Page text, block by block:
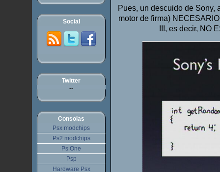
Pues, un descuido de Sony,
motor de firma)
!!!, es decir, NO
Social
Twitter
--
Consolas
Psx modchips
Ps2 modchips
Ps One
Psp
Hardware Psx